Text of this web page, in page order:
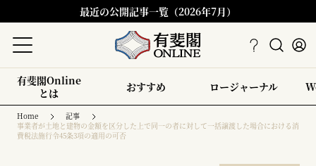
最近の公開記事一覧（2026年7月）
有斐閣Online
とは
おすすめ ロージャーナル
Home
記事
事業者が土地と建物の金額を区分した上で同一の者に対して一括譲渡した場合における消
費税法施行令45条3項の適用の可否